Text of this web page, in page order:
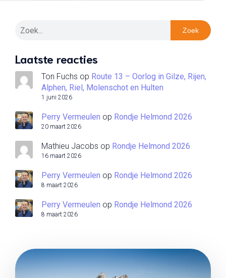
Zoek
Laatste reacties
Ton Fuchs op Route 13 – Oorlog in Gilze, Rijen,
Alphen, Riel, Molenschot en Hulten
1 juni 2026
Perry Vermeulen op Rondje Helmond 2026
20 maart 2026
Mathieu Jacobs op Rondje Helmond 2026
16 maart 2026
Perry Vermeulen op Rondje Helmond 2026
8 maart 2026
Perry Vermeulen op Rondje Helmond 2026
8 maart 2026